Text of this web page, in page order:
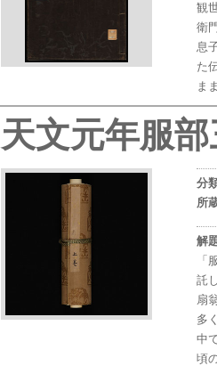
観
衛
息
た
ま
天文元年服
分
所
解
「
託
扇
多
中
頃